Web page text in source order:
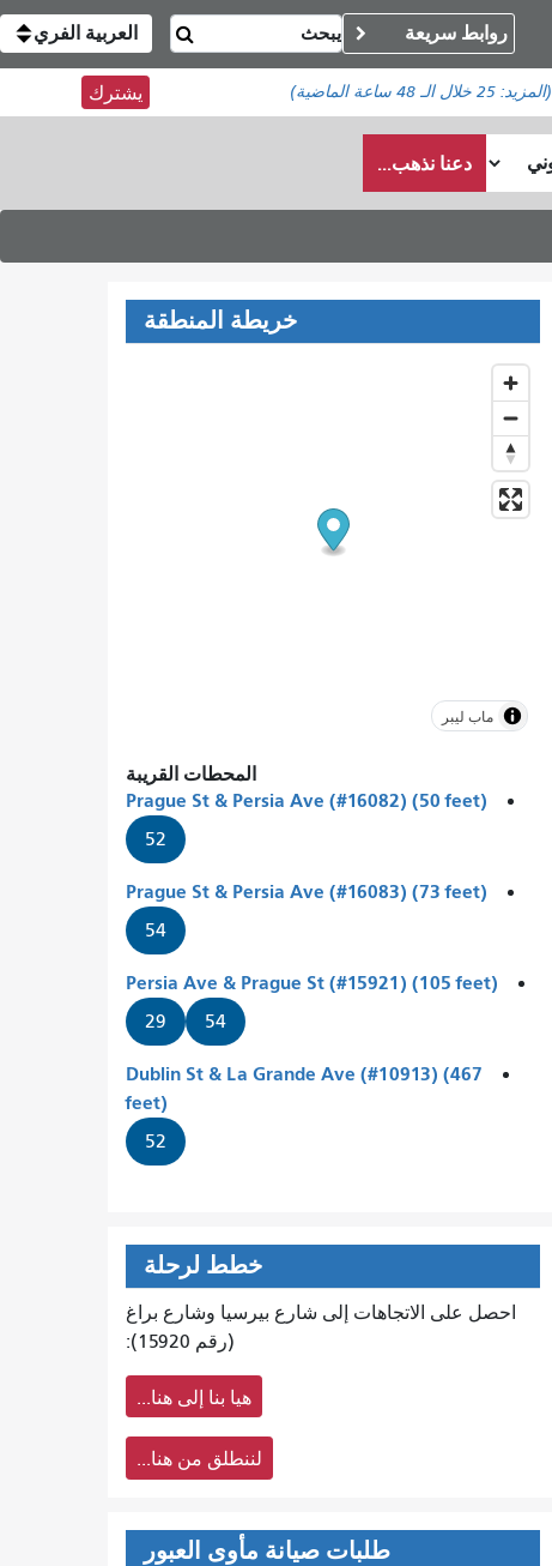
روابط سريعة العربية الفري
(المزيد:25 خلال الـ 48 ساعة الماضية) يشترك
دعنا نذهب...
خريطة المنطقة
ماب ليبر
المحطات القريبة
Prague St & Persia Ave (#16082) (50 feet)
52
Prague St & Persia Ave (#16083) (73 feet)
54
Persia Ave & Prague St (#15921) (105 feet)
29 54
Dublin St & La Grande Ave (#10913) (467
feet)
52
خطط لرحلة
احصل على الاتجاهات إلى شارع بيرسيا وشارع براغ
(رقم 15920):
هيا بنا إلى هنا...
لننطلق من هنا...
طلبات صيانة مأوى العبور